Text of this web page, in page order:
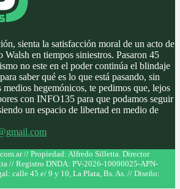
sienta la satisfacción moral de un acto de
en tiempos siniestros. Pasaron 45
no este en el poder continúa el blindaje
saber qué es lo que está pasando, sin
hegemónicos, te pedimos que, lejos
con INFO135 para que podamos seguir
un espacio de libertad en medio de
// Propiedad: Alfredo Silletta. Director
// Registro DNDA: PV-2026-10090025-APN-
calle 45 e/ 9 y 10, La Plata, Bs. As. // Diseño: